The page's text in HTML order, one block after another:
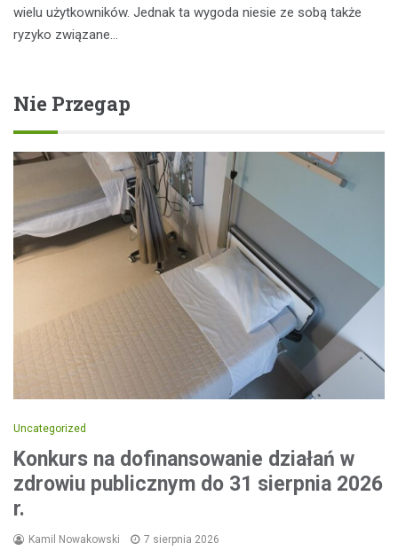
wielu użytkowników. Jednak ta wygoda niesie ze sobą także
ryzyko związane…
Nie Przegap
Uncategorized
Konkurs na dofinansowanie działań w
zdrowiu publicznym do 31 sierpnia 2026
r.
Kamil Nowakowski 7 sierpnia 2026